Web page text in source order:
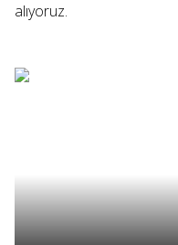
alıyoruz.